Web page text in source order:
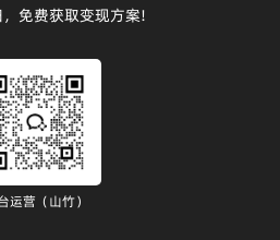
免费获取变现方案!
运营（山竹）